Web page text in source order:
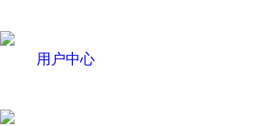
用户中心